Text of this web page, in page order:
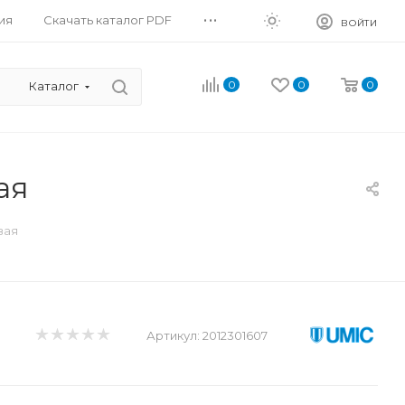
Скачать каталог PDF ... ВОЙТИ
Каталог 0 0 0
Артикул: 2012301607